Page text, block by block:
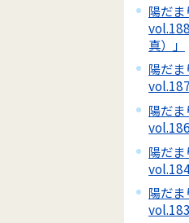
陽だ
真）」
陽だ
陽だ
陽だ
陽だ